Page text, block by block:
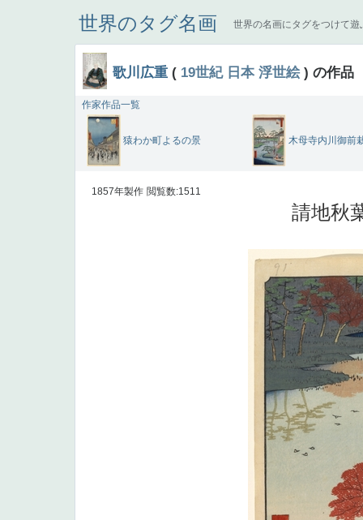
世界のタグ名画 世界の名画にタグをつけて遊
歌川広重 ( 19世紀 日本 浮世絵) の作品
作家作品一覧
猿わか町よるの景 木母寺内川御前
1857年製作 閲覧数:1511
請地秋